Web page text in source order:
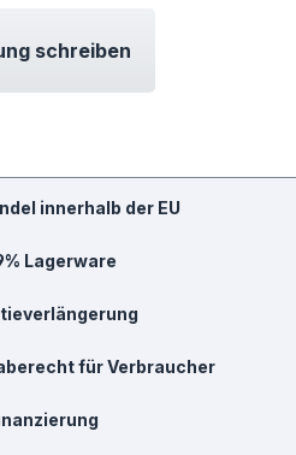
schreiben
innerhalb der EU
Lagerware
für Verbraucher